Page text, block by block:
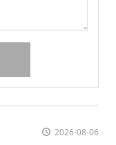
2026-08-06